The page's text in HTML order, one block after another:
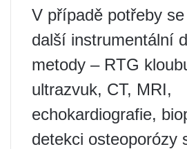
V případě potřeby
další instrumentální
metody – RTG
ultrazvuk, CT, MRI,
echokardiografie,
detekci osteoporózy